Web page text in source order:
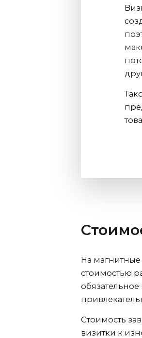
На магнитные
стоимостью
Стоимость
визитки к